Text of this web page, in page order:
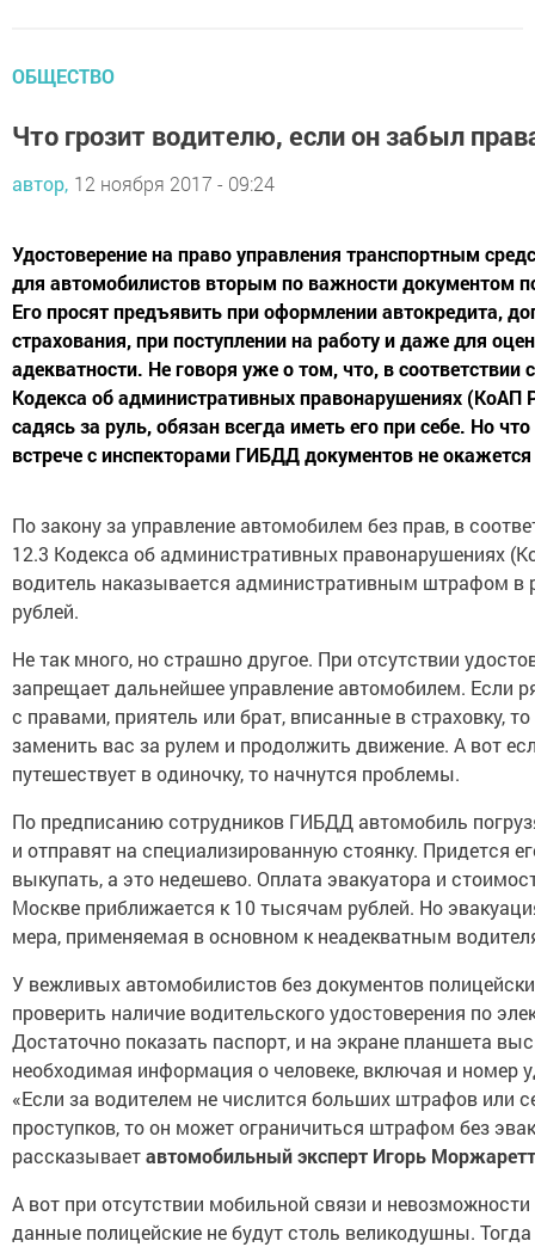
ОБЩЕСТВО
Что грозит водителю, если он забыл
автор, 12 ноября 2017 - 09:24
Удостоверение на право управления транспортным
для автомобилистов вторым по важности документом
Его просят предъявить при оформлении автокредита,
страхования, при поступлении на работу и даже для
адекватности. Не говоря уже о том, что, в соответствии
Кодекса об административных правонарушениях (КоАП
садясь за руль, обязан всегда иметь его при себе. Но
встрече с инспекторами ГИБДД документов не
По закону за управление автомобилем без прав, в
12.3 Кодекса об административных правонарушениях
водитель наказывается административным штрафом в
рублей.
Не так много, но страшно другое. При отсутствии
запрещает дальнейшее управление автомобилем. Если
с правами, приятель или брат, вписанные в страховку,
заменить вас за рулем и продолжить движение. А вот
путешествует в одиночку, то начнутся проблемы.
По предписанию сотрудников ГИБДД автомобиль
и отправят на специализированную стоянку. Придется
выкупать, а это недешево. Оплата эвакуатора и
Москве приближается к 10 тысячам рублей. Но
мера, применяемая в основном к неадекватным
У вежливых автомобилистов без документов
проверить наличие водительского удостоверения по
Достаточно показать паспорт, и на экране планшета
необходимая информация о человеке, включая и номер
«Если за водителем не числится больших штрафов или
проступков, то он может ограничиться штрафом без
рассказываетавтомобильный эксперт Игорь
А вот при отсутствии мобильной связи и невозможности
данные полицейские не будут столь великодушны.